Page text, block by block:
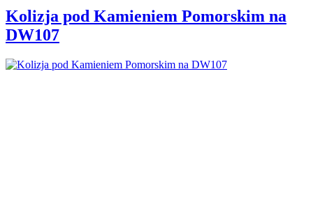
Kolizja pod Kamieniem Pomorskim na
DW107